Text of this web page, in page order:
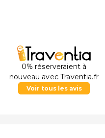
0% réserveraient à
nouveau avec Traventia.fr
Voir tous les avis